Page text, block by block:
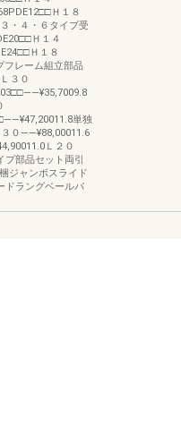
Ｈ１８
・４・６タイプ受
Ｈ１４
Ｈ１８
フレーム組立部品
３０
単独
０――¥88,00011.6
Ｌ２０
部品セット両引
ジャンボスライド
ドラングベールパ